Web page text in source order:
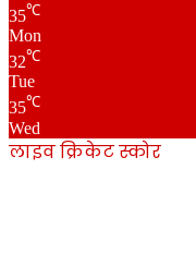
35℃
Mon
32℃
Tue
35℃
Wed
लाइव क्रिकेट स्कोर